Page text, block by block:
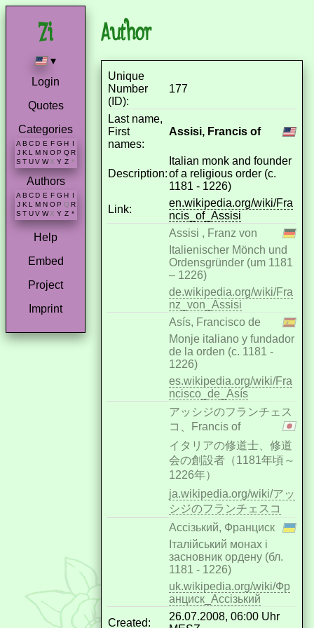
▾
Login
Quotes
Categories
A B C D E F G H I
J K L M N O P Q R
S T U V W X Y Z *
Authors
A B C D E F G H
J K L M N O P Q R
S T U V W X Y Z *
Help
Embed
Project
Imprint
Author
Unique
Number
(ID):
177
Last name,
First
names:
Assisi, Francis of
Description:
Italian monk and founder
of a religious order (c.
1181 - 1226)
Link:
en.wikipedia.org/wiki/Fra
ncis_of_Assisi
Assisi , Franz von
Italienischer Mönch und
Ordensgründer (um 1181
– 1226)
de.wikipedia.org/wiki/Fra
nz_von_Assisi
Asís, Francisco de
Monje italiano y fundador
de la orden (c. 1181 -
1226)
es.wikipedia.org/wiki/Fra
ncisco_de_Asís
アッシジのフランチェス
コ、Francis of
イタリアの修道士、修道
会の創設者（1181年頃～
1226年）
ja.wikipedia.org/wiki/アッ
シジのフランチェスコ
Ассізький, Франциск
Італійський монах і
засновник ордену (бл.
1181 - 1226)
uk.wikipedia.org/wiki/Фр
анциск_Ассізький
Created:
26.07.2008, 06:00 Uhr